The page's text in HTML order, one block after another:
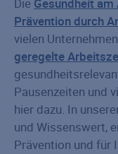
Die Gesundheit
Prävention durch
vielen
geregelte
Pausenzeiten und
hier dazu. In
und Wissenswert,
Prävention und für